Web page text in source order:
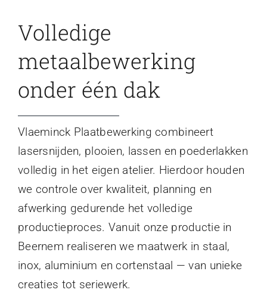
Volledige
metaalbewerking
onder één dak
Vlaeminck Plaatbewerking combineert
lasersnijden, plooien, lassen en poederlakken
volledig in het eigen atelier. Hierdoor houden
we controle over kwaliteit, planning en
afwerking gedurende het volledige
productieproces. Vanuit onze productie in
Beernem realiseren we maatwerk in staal,
inox, aluminium en cortenstaal — van unieke
creaties tot seriewerk.